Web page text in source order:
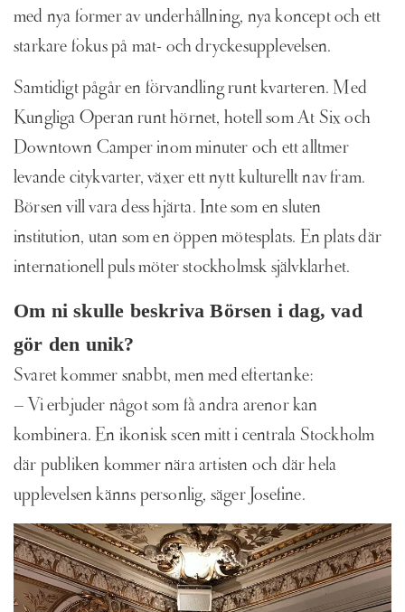
med nya former av underhållning, nya koncept och ett
starkare fokus på mat- och dryckesupplevelsen.
Samtidigt pågår en förvandling runt kvarteren. Med
Kungliga Operan runt hörnet, hotell som At Six och
Downtown Camper inom minuter och ett alltmer
levande citykvarter, växer ett nytt kulturellt nav fram.
Börsen vill vara dess hjärta. Inte som en sluten
institution, utan som en öppen mötesplats. En plats där
internationell puls möter stockholmsk självklarhet.
Om ni skulle beskriva Börsen i dag, vad
gör den unik?
Svaret kommer snabbt, men med eftertanke:
– Vi erbjuder något som få andra arenor kan
kombinera. En ikonisk scen mitt i centrala Stockholm
där publiken kommer nära artisten och där hela
upplevelsen känns personlig, säger Josefine.